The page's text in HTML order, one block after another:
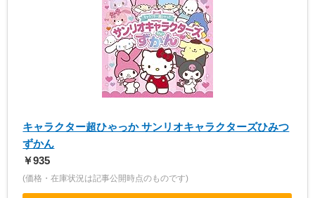
キャラクター超ひゃっか サンリオキャラクターズひみつ
ずかん
￥935
(価格・在庫状況は記事公開時点のものです)